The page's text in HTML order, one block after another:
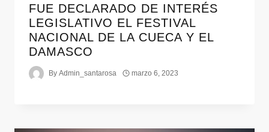
FUE DECLARADO DE INTERÉS
LEGISLATIVO EL FESTIVAL
NACIONAL DE LA CUECA Y EL
DAMASCO
By Admin_santarosa marzo 6, 2023